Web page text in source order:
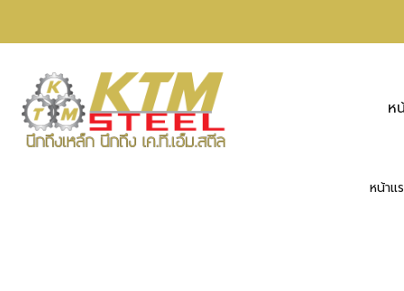
ห
หน้าแ